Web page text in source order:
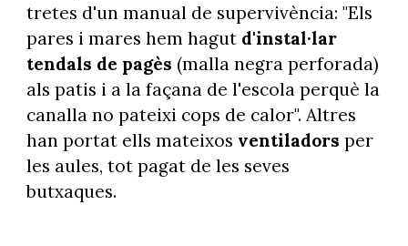
tretes d'un manual de supervivència: "Els
pares i mares hem hagut d'instal·lar
tendals de pagès (malla negra perforada)
als patis i a la façana de l'escola perquè la
canalla no pateixi cops de calor". Altres
han portat ells mateixos ventiladors per
les aules, tot pagat de les seves
butxaques.